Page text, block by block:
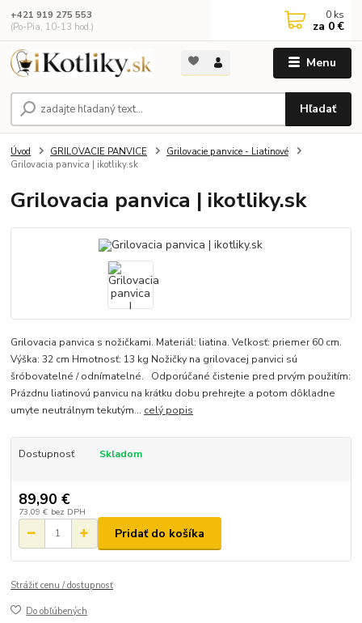
Menu
Hľadať
+421 919 275 553
(Po-Pia, 10-13 hod.)
0 ks
za 0 €
Úvod GRILOVACIE PANVICE
Grilovacie panvice - Liatinové
Grilovacia panvica | ikotliky.sk
Grilovacia panvica | ikotliky.sk
Grilovacia panvica s nožičkami. Materiál: liatina. Veľkosť: priemer 60 cm.
Výška: 32 cm Hmotnosť: 13 kg Nožičky na grilovacej panvici sú
šróbovatelné / odnímatelné. Odporúčané čistenie pred prvým použitím:
Prázdnu liatinovú panvicu na krátku dobu prehrejte a potom dôkladne
umyte neutrálnym tekutým... celý popis
Dostupnosť Skladom
89,90 €
73,09 € bez DPH
Pridať do košíka
Strážiť cenu / dostupnosť
Do obľúbených